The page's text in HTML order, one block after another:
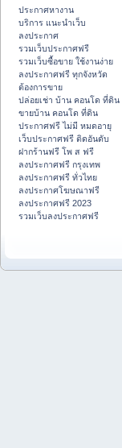
ประกาศหางาน
บริการ แนะนำเว็บ
ลงประกาศ
รวมเว็บประกาศฟรี
รวมเว็บซื้อขาย ใช้งานง่าย
ลงประกาศฟรี ทุกจังหวัด
ต้องการขาย
ปล่อยเช่า บ้าน คอนโด ที่ดิน
ขายบ้าน คอนโด ที่ดิน
ประกาศฟรี ไม่มี หมดอายุ
เว็บประกาศฟรี ติดอันดับ
ฝากร้านฟรี โพ ส ฟรี
ลงประกาศฟรี กรุงเทพ
ลงประกาศฟรี ทั่วไทย
ลงประกาศโฆษณาฟรี
ลงประกาศฟรี 2023
รวมเว็บลงประกาศฟรี